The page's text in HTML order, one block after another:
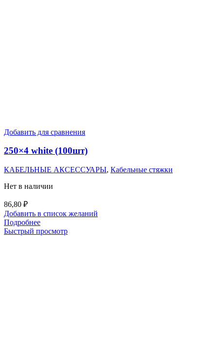
Добавить для сравнения
250×4 white (100шт)
КАБЕЛЬНЫЕ АКСЕССУАРЫ, Кабельные стяжки
Нет в наличии
86,80 ₽
Добавить в список желаний
Подробнее
Быстрый просмотр